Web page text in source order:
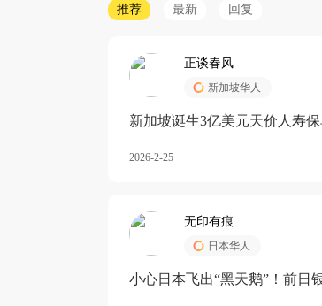
推荐 最新 回复
正谈春风
新加坡华人
新加坡诞生3亿美元天价人寿
2026-2-25
无印有痕
日本华人
小心日本飞出“黑天鹅”！前日